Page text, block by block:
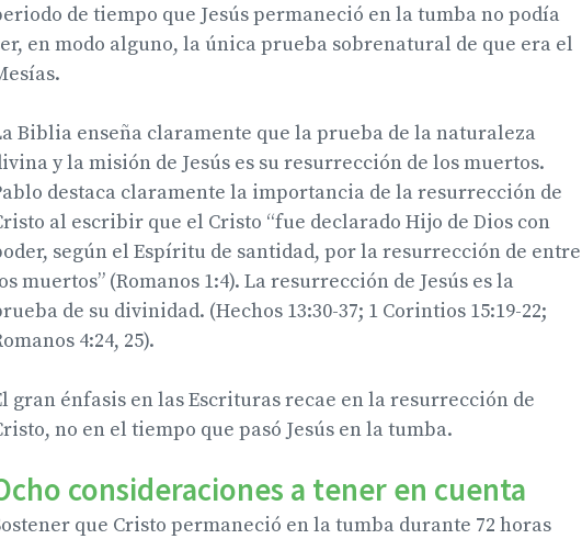
de tiempo que Jesús permaneció en la tumba no podía
en modo alguno, la única prueba sobrenatural de que era el
Biblia enseña claramente que la prueba de la naturaleza
y la misión de Jesús es su resurrección de los muertos.
destaca claramente la importancia de la resurrección de
al escribir que el Cristo “fue declarado Hijo de Dios con
según el Espíritu de santidad, por la resurrección de entre
muertos” (Romanos 1:4). La resurrección de Jesús es la
de su divinidad. (Hechos 13:30-37; 1 Corintios 15:19-22;
4:24, 25).
gran énfasis en las Escrituras recae en la resurrección de
no en el tiempo que pasó Jesús en la tumba.
consideraciones a tener en cuenta
que Cristo permaneció en la tumba durante 72 horas